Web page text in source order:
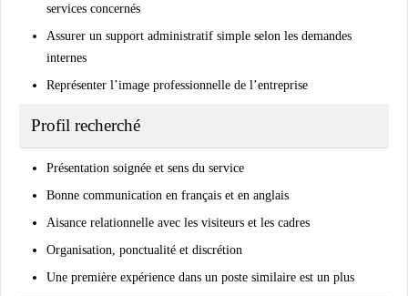
services concernés
Assurer un support administratif simple selon les demandes
internes
Représenter l’image professionnelle de l’entreprise
Profil recherché
Présentation soignée et sens du service
Bonne communication en français et en anglais
Aisance relationnelle avec les visiteurs et les cadres
Organisation, ponctualité et discrétion
Une première expérience dans un poste similaire est un plus